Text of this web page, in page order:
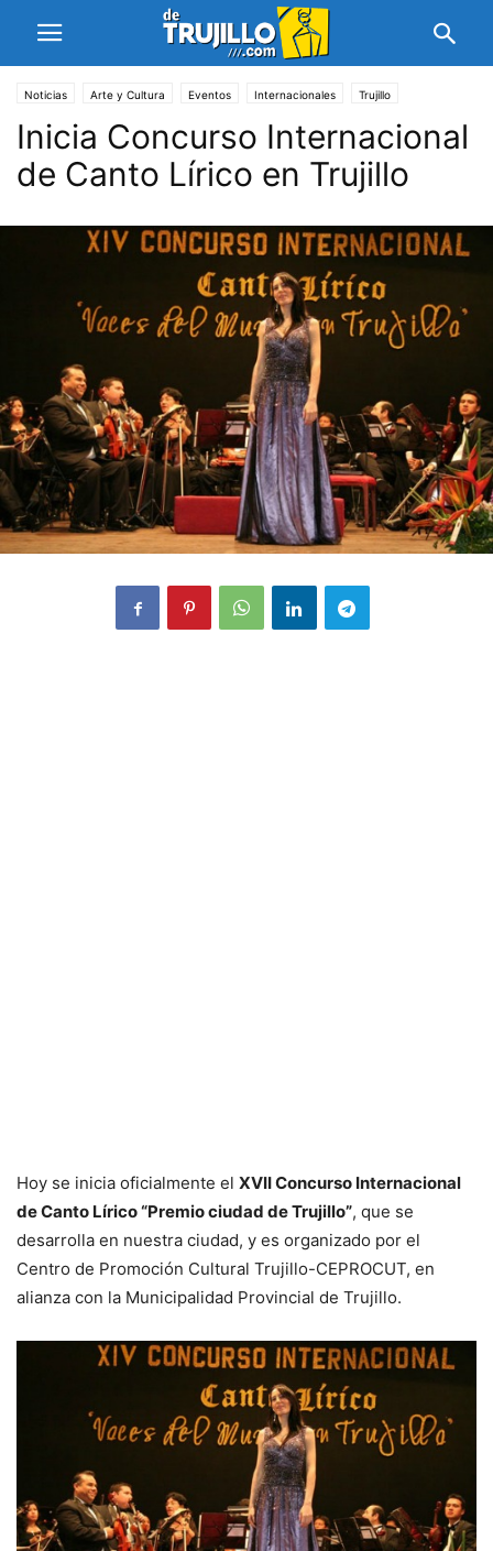
Noticias Arte y Cultura Eventos Internacionales Trujillo
Inicia Concurso Internacional
de Canto Lírico en Trujillo
Hoy se inicia oficialmente el XVII Concurso Internacional
de Canto Lírico “Premio ciudad de Trujillo”, que se
desarrolla en nuestra ciudad, y es organizado por el
Centro de Promoción Cultural Trujillo-CEPROCUT, en
alianza con la Municipalidad Provincial de Trujillo.